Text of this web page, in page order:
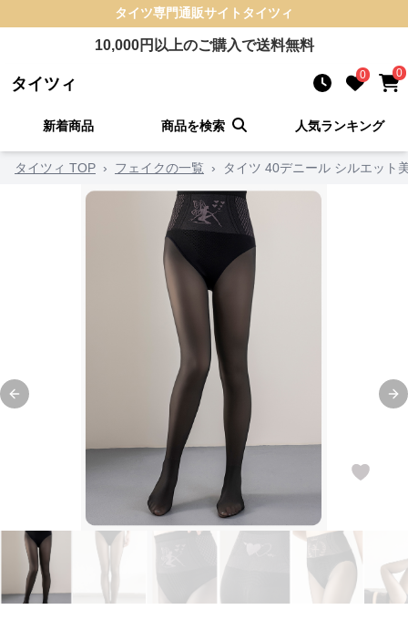
タイツ専門通販サイト タイツィ
10,000円以上のご購入で送料無料
タイツィ 0 0
新着商品 商品を検索 人気ランキング
タイツィ TOP › フェイクの一覧 › タイツ 40デニール シルエット
Previous slide